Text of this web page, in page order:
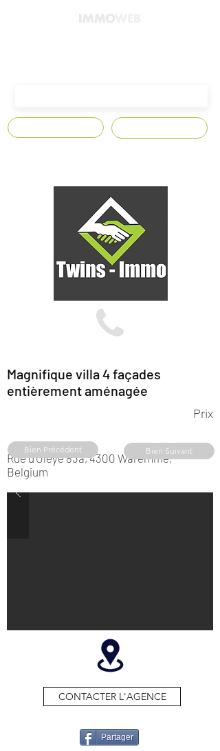
Magnifique villa 4 façades
entièrement aménagée
Prix
Rue d'Oleye 83a, 4300 Waremme,
Belgium
CONTACTER L'AGENCE
Partager
Bien Suivant
Bien Précédent